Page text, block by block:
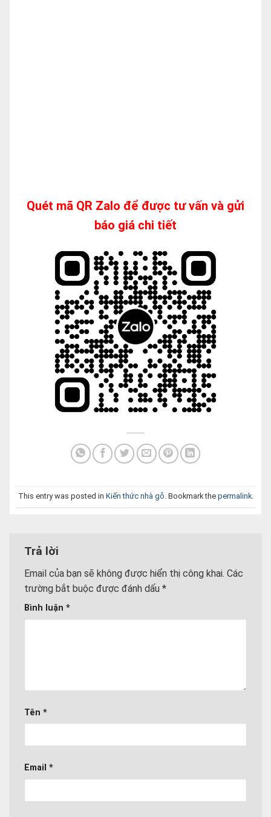
Quét mã QR Zalo để được tư vấn và gửi
báo giá chi tiết
This entry was posted in Kiến thức nhà gỗ. Bookmark the permalink.
Trả lời
Email của bạn sẽ không được hiển thị công khai. Các
trường bắt buộc được đánh dấu *
Bình luận *
Tên *
Email *